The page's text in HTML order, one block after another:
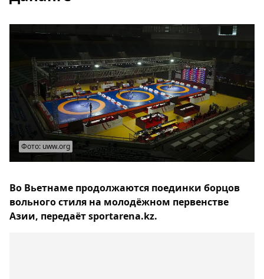
Фото: uww.org
Во Вьетнаме продолжаются поединки борцов
вольного стиля на молодёжном первенстве
Азии, передаёт sportarena.kz.